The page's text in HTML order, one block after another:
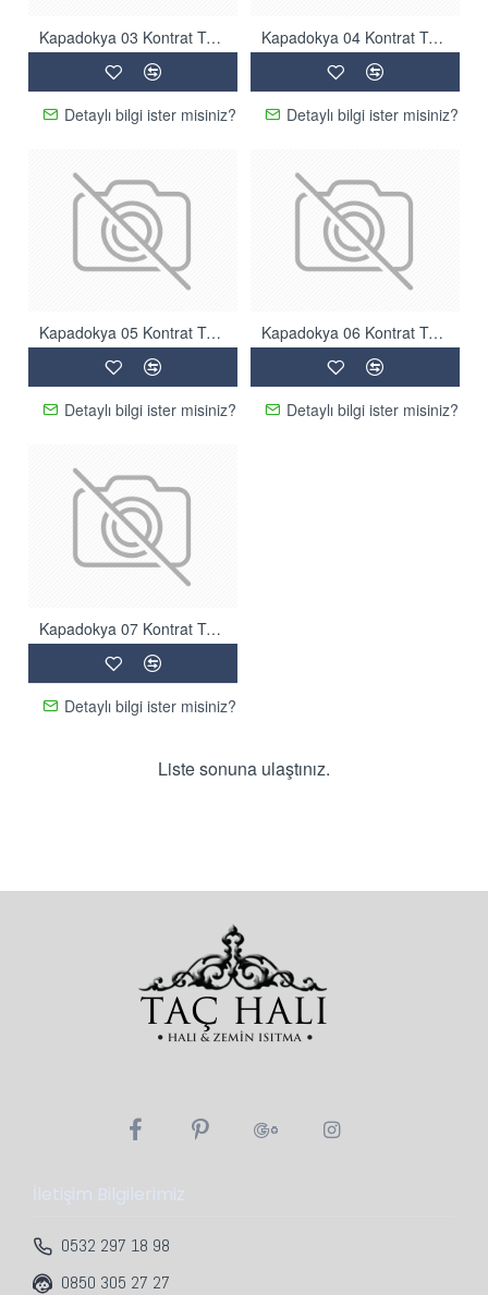
Kapadokya 03 Kontrat Tüylü Halı
Detaylı bilgi ister misiniz?
Kapadokya 04 Kontrat Tüylü Halı
Detaylı bilgi ister misiniz?
Kapadokya 05 Kontrat Tüylü Halı
Detaylı bilgi ister misiniz?
Kapadokya 06 Kontrat Tüylü Halı
Detaylı bilgi ister misiniz?
Kapadokya 07 Kontrat Tüylü Halı
Detaylı bilgi ister misiniz?
Liste sonuna ulaştınız.
İletişim Bilgilerimiz
0532 297 18 98
0850 305 27 27